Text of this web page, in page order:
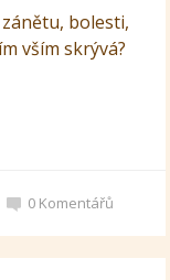
bolesti,
vším skrývá?
0 Komentářů